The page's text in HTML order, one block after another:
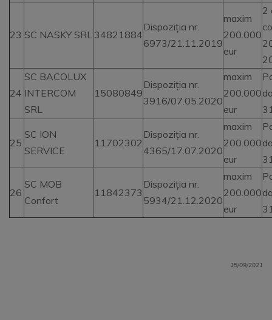
23 SC NASKY SRL 34821884
Dispoziția nr.
6973/21.11.2019
maxim
200.000
eur
2
24
SC BACOLUX
INTERCOM
SRL
15080849
Dispoziția nr.
3916/07.05.2020
maxim
200.000
eur
25
SC ION
SERVICE
11702302
Dispoziția nr.
4365/17.07.2020
maxim
200.000
eur
26
SC MOB
Confort
11842373
Dispoziția nr.
5934/21.12.2020
maxim
200.000
eur
15/09/2021